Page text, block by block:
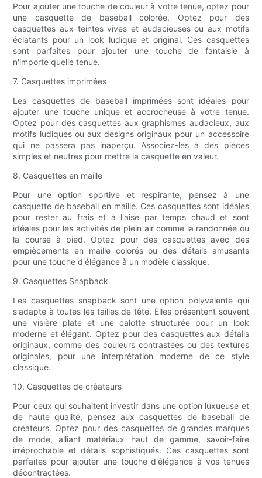
Pour ajouter une touche de couleur à votre tenue, optez pour
une casquette de baseball colorée. Optez pour des
casquettes aux teintes vives et audacieuses ou aux motifs
éclatants pour un look ludique et original. Ces casquettes
sont parfaites pour ajouter une touche de fantaisie à
n'importe quelle tenue.
7. Casquettes imprimées
Les casquettes de baseball imprimées sont idéales pour
ajouter une touche unique et accrocheuse à votre tenue.
Optez pour des casquettes aux graphismes audacieux, aux
motifs ludiques ou aux designs originaux pour un accessoire
qui ne passera pas inaperçu. Associez-les à des pièces
simples et neutres pour mettre la casquette en valeur.
8. Casquettes en maille
Pour une option sportive et respirante, pensez à une
casquette de baseball en maille. Ces casquettes sont idéales
pour rester au frais et à l'aise par temps chaud et sont
idéales pour les activités de plein air comme la randonnée ou
la course à pied. Optez pour des casquettes avec des
empiècements en maille colorés ou des détails amusants
pour une touche d'élégance à un modèle classique.
9. Casquettes Snapback
Les casquettes snapback sont une option polyvalente qui
s'adapte à toutes les tailles de tête. Elles présentent souvent
une visière plate et une calotte structurée pour un look
moderne et élégant. Optez pour des casquettes aux détails
originaux, comme des couleurs contrastées ou des textures
originales, pour une interprétation moderne de ce style
classique.
10. Casquettes de créateurs
Pour ceux qui souhaitent investir dans une option luxueuse et
de haute qualité, pensez aux casquettes de baseball de
créateurs. Optez pour des casquettes de grandes marques
de mode, alliant matériaux haut de gamme, savoir-faire
irréprochable et détails sophistiqués. Ces casquettes sont
parfaites pour ajouter une touche d'élégance à vos tenues
décontractées.